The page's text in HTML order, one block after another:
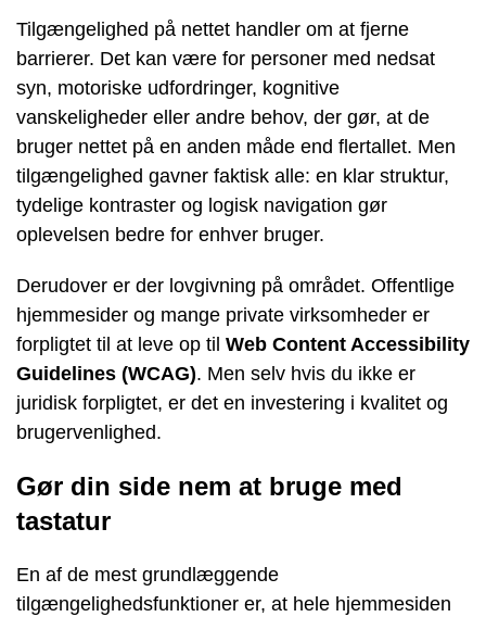
Tilgængelighed på nettet handler om at fjerne
barrierer. Det kan være for personer med nedsat
syn, motoriske udfordringer, kognitive
vanskeligheder eller andre behov, der gør, at de
bruger nettet på en anden måde end flertallet. Men
tilgængelighed gavner faktisk alle: en klar struktur,
tydelige kontraster og logisk navigation gør
oplevelsen bedre for enhver bruger.
Derudover er der lovgivning på området. Offentlige
hjemmesider og mange private virksomheder er
forpligtet til at leve op til Web Content Accessibility
Guidelines (WCAG). Men selv hvis du ikke er
juridisk forpligtet, er det en investering i kvalitet og
brugervenlighed.
Gør din side nem at bruge med
tastatur
En af de mest grundlæggende
tilgængelighedsfunktioner er, at hele hjemmesiden